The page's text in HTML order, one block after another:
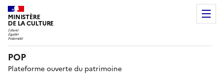
MINISTÈRE
DE LA CULTURE
POP
Plateforme ouverte du patrimoine